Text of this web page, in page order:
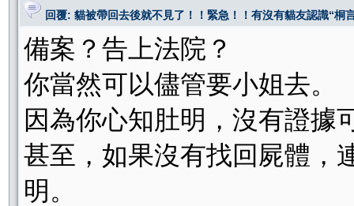
回覆: 貓被帶回去後就不見了！！緊急！！有沒有貓友認識“桐
備案？告上法院？
你當然可以儘管要小姐去。
因為你心知肚明，沒有證據
甚至，如果沒有找回屍體，
明。